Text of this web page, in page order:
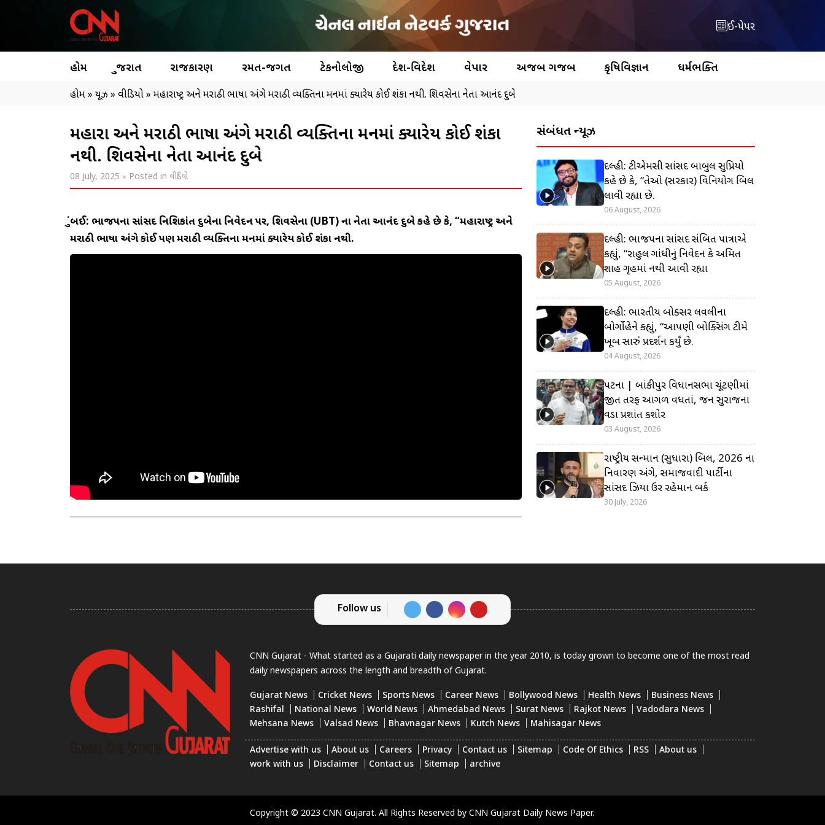
ઈ-પેપર
હોમ ગુજરાત રાજકારણ રમત-જગત ટેકનોલોજી દેશ-વિદેશ વેપાર અજબ ગજબ કૃષિવિજ્ઞાન ધર્મભક્તિ
હોમ» ન્યૂઝ » વીડિયો» મહારાષ્ટ્ર અને મરાઠી ભાષા અંગે મરાઠી વ્યક્તિના મનમાં ક્યારેય કોઈ શંકા નથી. શિવસેના નેતા આનંદ દુબે
મહારાષ્ટ્ર અને મરાઠી ભાષા અંગે મરાઠી વ્યક્તિના મનમાં ક્યારેય કોઈ શંકા
નથી. શિવસેના નેતા આનંદ દુબે
08 July, 2025 Posted in વીડિયો
મુંબઈ: ભાજપના સાંસદ નિશિકાંત દુબેના નિવેદન પર, શિવસેના (UBT) ના નેતા આનંદ દુબે કહે છે કે, “મહારાષ્ટ્ર અને
મરાઠી ભાષા અંગે કોઈ પણ મરાઠી વ્યક્તિના મનમાં ક્યારેય કોઈ શંકા નથી.
સંબંધિત ન્યૂઝ
દિલ્હી: ટીએમસી સાંસદ બાબુલ સુપ્રિયો
કહે છે કે, “તેઓ (સરકાર) વિનિયોગ બિલ
લાવી રહ્યા છે.
06 August, 2026
દિલ્હી: ભાજપના સાંસદ સંબિત પાત્રાએ
કહ્યું, “રાહુલ ગાંધીનું નિવેદન કે અમિત
શાહ ગૃહમાં નથી આવી રહ્યા
05 August, 2026
દિલ્હી: ભારતીય બોક્સર લવલીના
બોર્ગોહેને કહ્યું, “આપણી બોક્સિંગ ટીમે
ખૂબ સારું પ્રદર્શન કર્યું છે.
04 August, 2026
પટના | બાંકીપુર વિધાનસભા ચૂંટણીમાં
જીત તરફ આગળ વધતાં, જન સુરાજના
વડા પ્રશાંત કિશોર
03 August, 2026
રાષ્ટ્રીય સન્માન (સુધારા) બિલ, 2026 ના
નિવારણ અંગે, સમાજવાદી પાર્ટીના
સાંસદ ઝિયા ઉર રહેમાન બર્ક
30 July, 2026
Follow us
CNN Gujarat - What started as a Gujarati daily newspaper in the year 2010, is today grown to become one of the most read
daily newspapers across the length and breadth of Gujarat.
Gujarat News Cricket News Sports News Career News Bollywood News Health News
Business News
Rashifal
National News World News Ahmedabad News Surat News Rajkot News
Vadodara News
Mehsana News
Valsad News Bhavnagar News Kutch News Mahisagar News
Advertise with us About us Careers Privacy Contact us Sitemap Code Of Ethics RSS
About us
work with us
Disclaimer Contact us Sitemap archive
Copyright © 2023 CNN Gujarat. All Rights Reserved by CNN Gujarat Daily News Paper.